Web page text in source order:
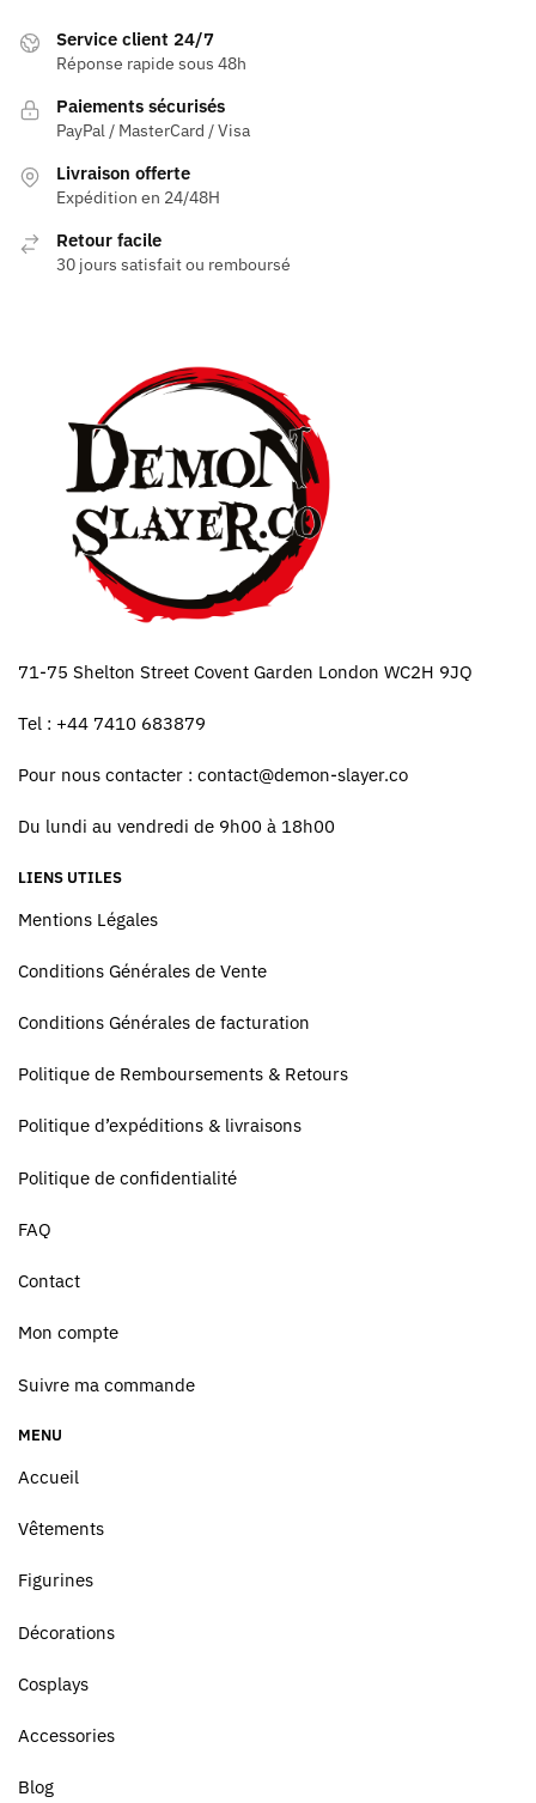
Service client 24/7
Réponse rapide sous 48h
Paiements sécurisés
PayPal / MasterCard / Visa
Livraison offerte
Expédition en 24/48H
Retour facile
30 jours satisfait ou remboursé
71-75 Shelton Street Covent Garden London WC2H 9JQ
Tel : +44 7410 683879
Pour nous contacter : contact@demon-slayer.co
Du lundi au vendredi de 9h00 à 18h00
LIENS UTILES
Mentions Légales
Conditions Générales de Vente
Conditions Générales de facturation
Politique de Remboursements & Retours
Politique d’expéditions & livraisons
Politique de confidentialité
FAQ
Contact
Mon compte
Suivre ma commande
MENU
Accueil
Vêtements
Figurines
Décorations
Cosplays
Accessories
Blog